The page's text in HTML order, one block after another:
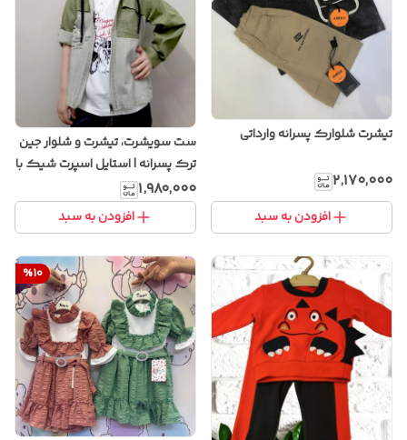
تیشرت شلوارک پسرانه وارداتی
۲٬۱۷۰٬۰۰۰
افزودن به سبد
ست سویشرت، تیشرت و شلوار جین
ترک پسرانه | استایل اسپرت شیک با
پارچه باکیفیت و دوخت ترک
۱٬۹۸۰٬۰۰۰
افزودن به سبد
%10